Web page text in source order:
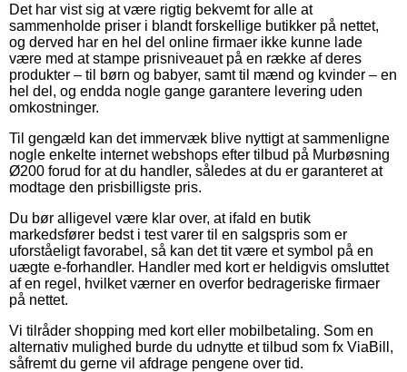
Det har vist sig at være rigtig bekvemt for alle at
sammenholde priser i blandt forskellige butikker på nettet,
og derved har en hel del online firmaer ikke kunne lade
være med at stampe prisniveauet på en række af deres
produkter – til børn og babyer, samt til mænd og kvinder – en
hel del, og endda nogle gange garantere levering uden
omkostninger.
Til gengæld kan det immervæk blive nyttigt at sammenligne
nogle enkelte internet webshops efter tilbud på Murbøsning
Ø200 forud for at du handler, således at du er garanteret at
modtage den prisbilligste pris.
Du bør alligevel være klar over, at ifald en butik
markedsfører bedst i test varer til en salgspris som er
uforståeligt favorabel, så kan det tit være et symbol på en
uægte e-forhandler. Handler med kort er heldigvis omsluttet
af en regel, hvilket værner en overfor bedrageriske firmaer
på nettet.
Vi tilråder shopping med kort eller mobilbetaling. Som en
alternativ mulighed burde du udnytte et tilbud som fx ViaBill,
såfremt du gerne vil afdrage pengene over tid.